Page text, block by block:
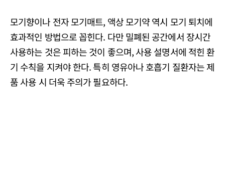
모기향이나 전자 모기매트, 액상 모기약 역시 모기 퇴치에
효과적인 방법으로 꼽힌다. 다만 밀폐된 공간에서 장시간
사용하는 것은 피하는 것이 좋으며, 사용 설명서에 적힌 환
기 수칙을 지켜야 한다. 특히 영유아나 호흡기 질환자는 제
품 사용 시 더욱 주의가 필요하다.